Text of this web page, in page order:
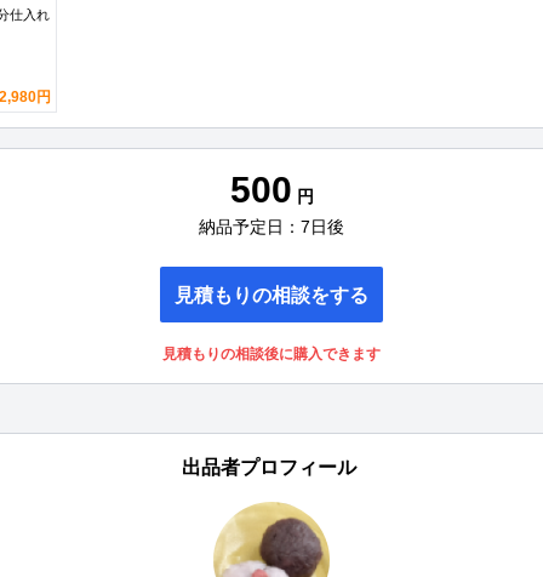
仕入れ
2,980円
500 円
納品予定日：7日後
見積もりの相談をする
見積もりの相談後に購入できます
出品者プロフィール